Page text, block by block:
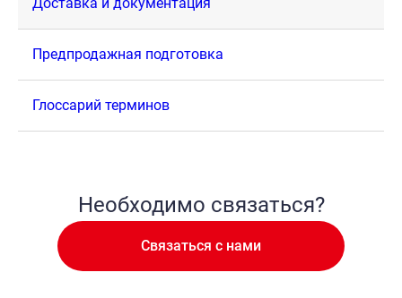
Предпродажная подготовка
Глоссарий терминов
Необходимо связаться?
Связаться с нами